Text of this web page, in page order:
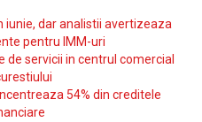
iunie, dar analistii avertizeaza
pentru IMM-uri
de servicii in centrul comercial
54% din creditele